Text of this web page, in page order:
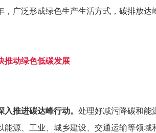
，广泛形成绿色生产生活方式，碳排放
推动绿色低碳发展
入推进碳达峰行动。 处理好减污降碳和能
能源、工业、城乡建设、交通运输等领